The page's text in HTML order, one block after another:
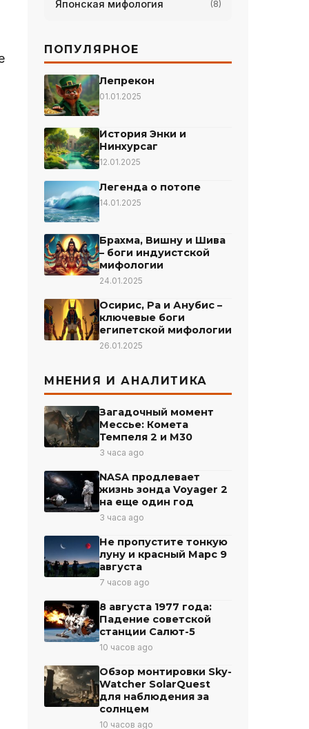
Японская мифология (8)
ПОПУЛЯРНОЕ
Лепрекон
01.01.2025
История Энки и
Нинхурсаг
12.01.2025
Легенда о потопе
14.01.2025
Брахма, Вишну и Шива
– боги индуистской
мифологии
24.01.2025
Осирис, Ра и Анубис –
ключевые боги
египетской мифологии
26.01.2025
МНЕНИЯ И АНАЛИТИКА
Загадочный момент
Мессье: Комета
Темпеля 2 и М30
3 часа ago
NASA продлевает
жизнь зонда Voyager 2
на еще один год
3 часа ago
Не пропустите тонкую
луну и красный Марс 9
августа
7 часов ago
8 августа 1977 года:
Падение советской
станции Салют-5
10 часов ago
Обзор монтировки Sky-
Watcher SolarQuest
для наблюдения за
солнцем
10 часов ago